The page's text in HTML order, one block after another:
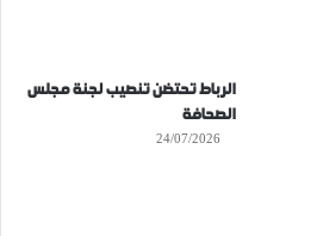
الرباط تحتضن تنصيب لجنة مجلس
الصحافة
24/07/2026